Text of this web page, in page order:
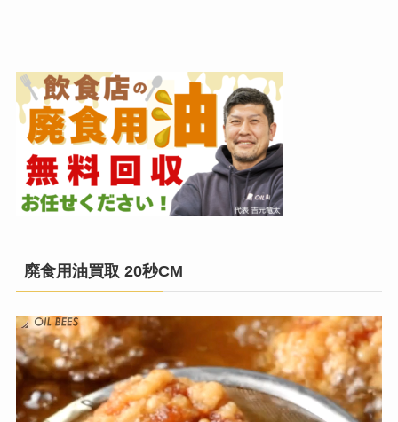
廃食用油買取 20秒CM
動
画
プ
レ
ー